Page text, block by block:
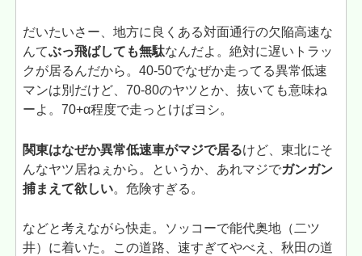
だいたいさー、地方に良くある対面通行の欠陥高速な
んてぶっ飛ばしても無駄なんだよ。絶対に遅いトラッ
クが居るんだから。40-50でなぜか走ってる異常低速
マンは別だけど、70-80のヤツとか、抜いても意味ね
ーよ。70+α程度で走っとけばヨシ。
関東はなぜか異常低速車がマジで居るけど、東北にそ
んなヤツ居ねぇから。というか、あれマジでガンガン
捕まえて欲しい。危険すぎる。
などと考えながら快走。ソッコーで能代奥地（二ツ
井）に着いた。この道路、速すぎてやべえ、秋田の道